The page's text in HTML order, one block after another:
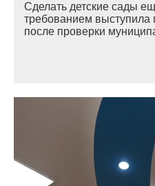
Сделать детские сады
требованием выступила
после проверки